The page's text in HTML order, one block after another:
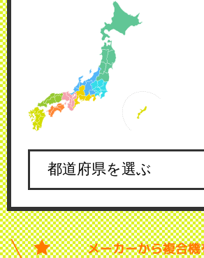
メーカーから複合